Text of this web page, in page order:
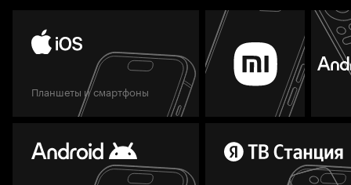
Планшеты и смартфоны